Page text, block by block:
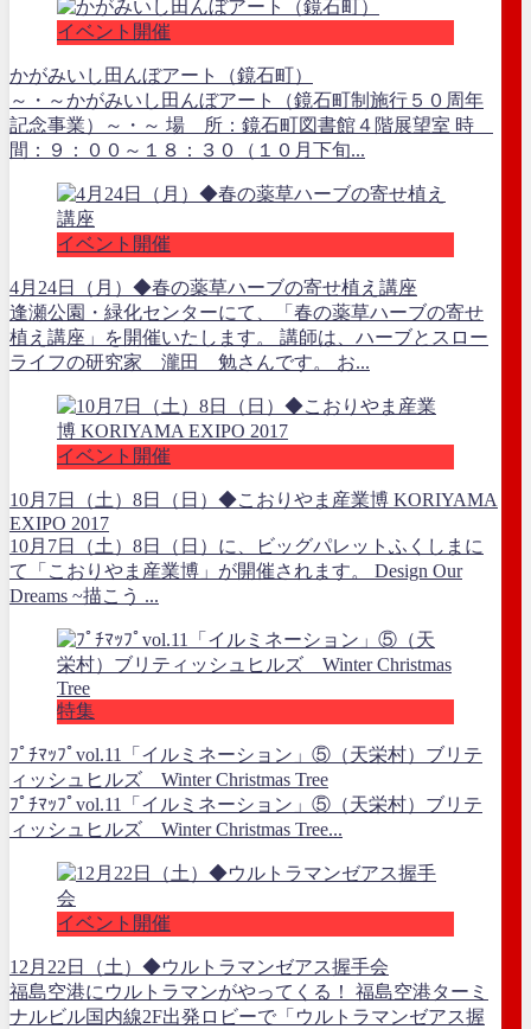
イベント開催
かがみいし田んぼアート（鏡石町）
～・～かがみいし田んぼアート（鏡石町制施行５０周年
記念事業）～・～ 場 所：鏡石町図書館４階展望室 時
間：９：００～１８：３０（１０月下旬...
イベント開催
4月24日（月）◆春の薬草ハーブの寄せ植え講座
逢瀬公園・緑化センターにて、「春の薬草ハーブの寄せ
植え講座」を開催いたします。 講師は、ハーブとスロー
ライフの研究家 瀧田 勉さんです。 お...
イベント開催
10月7日（土）8日（日）◆こおりやま産業博 KORIYAMA
EXIPO 2017
10月7日（土）8日（日）に、ビッグパレットふくしまに
て「こおりやま産業博」が開催されます。 Design Our
Dreams ~描こう ...
特集
ﾌﾟﾁﾏｯﾌﾟvol.11「イルミネーション」⑤（天栄村）ブリテ
ィッシュヒルズ Winter Christmas Tree
ﾌﾟﾁﾏｯﾌﾟvol.11「イルミネーション」⑤（天栄村）ブリテ
ィッシュヒルズ Winter Christmas Tree...
イベント開催
12月22日（土）◆ウルトラマンゼアス握手会
福島空港にウルトラマンがやってくる！ 福島空港ターミ
ナルビル国内線2F出発ロビーで「ウルトラマンゼアス握